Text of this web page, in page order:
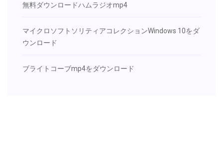
無料ダウンロードハムラジオmp4
マイクロソフトソリティアコレクションWindows 10をダ
ウンロード
ブライトコーブmp4をダウンロード